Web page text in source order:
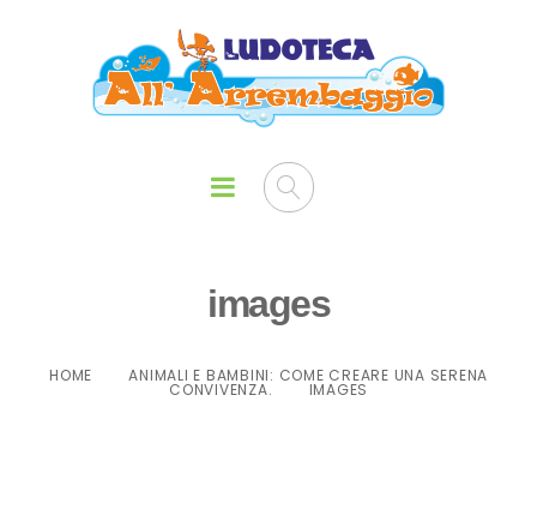
images
HOME ANIMALI E BAMBINI: COME CREARE UNA SERENA
CONVIVENZA. IMAGES